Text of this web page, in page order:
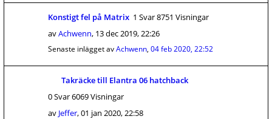
Konstigt fel på Matrix 1 Svar 8751 Visningar
avAchwenn, 13 dec 2019, 22:26
Senaste inlägget avAchwenn, 04 feb 2020, 22:52
Takräcke till Elantra 06 hatchback
0 Svar 6069 Visningar
av Jeffer,01 jan 2020, 22:58